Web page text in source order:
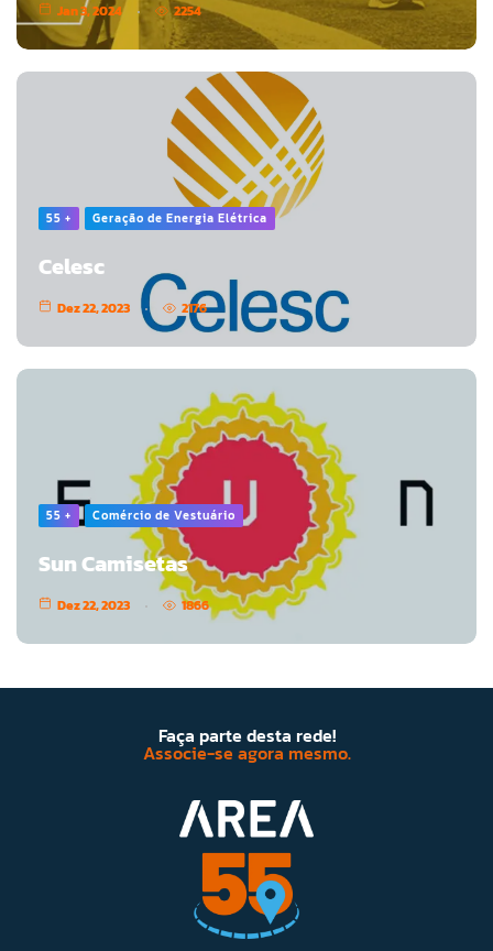
Jan 3, 2024 2254
55 + Geração de Energia Elétrica
Celesc
Dez 22, 2023 2176
55 + Comércio de Vestuário
Sun Camisetas
Dez 22, 2023 1866
Faça parte desta rede!
Associe-se agora mesmo.